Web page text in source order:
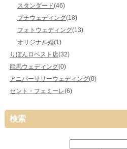
スタンダード(46)
プチウェディング(18)
フォトウェディング(13)
オリジナル婚(1)
りぼんロベスト店(32)
龍馬ウェディング(0)
アニバーサリーウェディング(0)
セント・フェミーレ(6)
検索